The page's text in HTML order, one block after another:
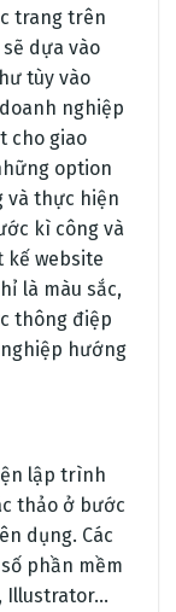
trang trên
dựa vào
tùy vào
nghiệp
cho giao
option
và thực hiện
kì công và
website
là màu sắc,
thông điệp
hướng
lập trình
thảo ở bước
dụng. Các
phần mềm
Illustrator…